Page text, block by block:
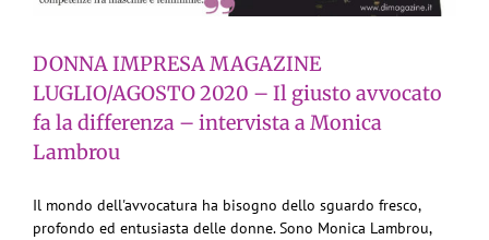
DONNA IMPRESA MAGAZINE
LUGLIO/AGOSTO 2020 – Il giusto avvocato
fa la differenza – intervista a Monica
Lambrou
Il mondo dell'avvocatura ha bisogno dello sguardo fresco,
profondo ed entusiasta delle donne. Sono Monica Lambrou,